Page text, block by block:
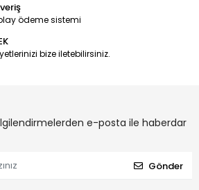
ödeme sistemi
bize iletebilirsiniz.
e-posta ile haberdar
Gönder